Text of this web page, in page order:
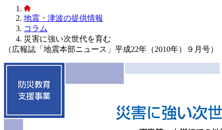
地震・津波の提供情報
コラム
災害に強い次世代を育む
（広報誌「地震本部ニュース」平成22年（2010年）９月号）